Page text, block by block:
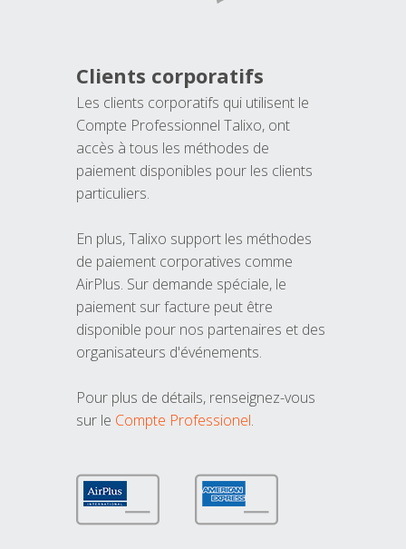
Clients corporatifs
Les clients corporatifs qui utilisent le
Compte Professionnel Talixo, ont
accès à tous les méthodes de
paiement disponibles pour les clients
particuliers.
En plus, Talixo support les méthodes
de paiement corporatives comme
AirPlus. Sur demande spéciale, le
paiement sur facture peut être
disponible pour nos partenaires et des
organisateurs d'événements.
Pour plus de détails, renseignez-vous
sur le Compte Professionel.